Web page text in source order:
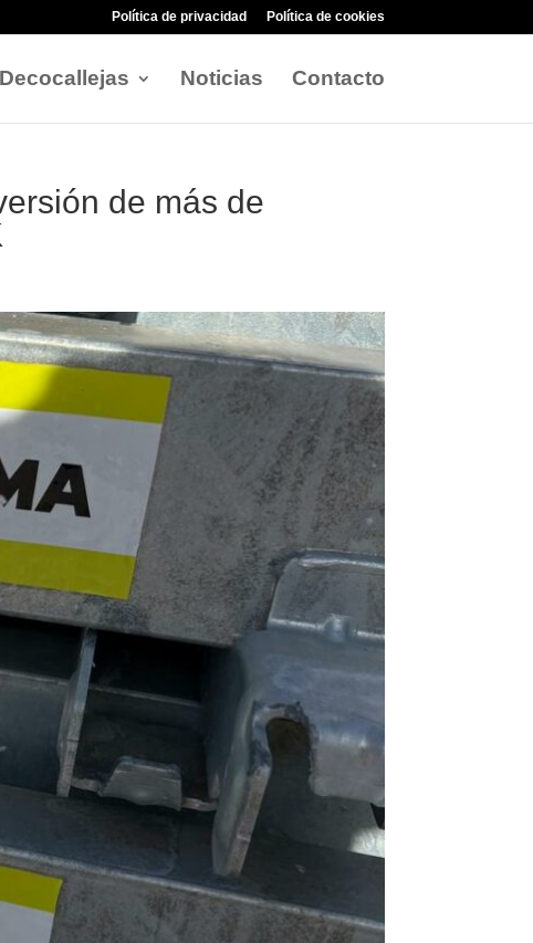
Política de privacidad Política de cookies
Decocallejas Noticias Contacto
de más de